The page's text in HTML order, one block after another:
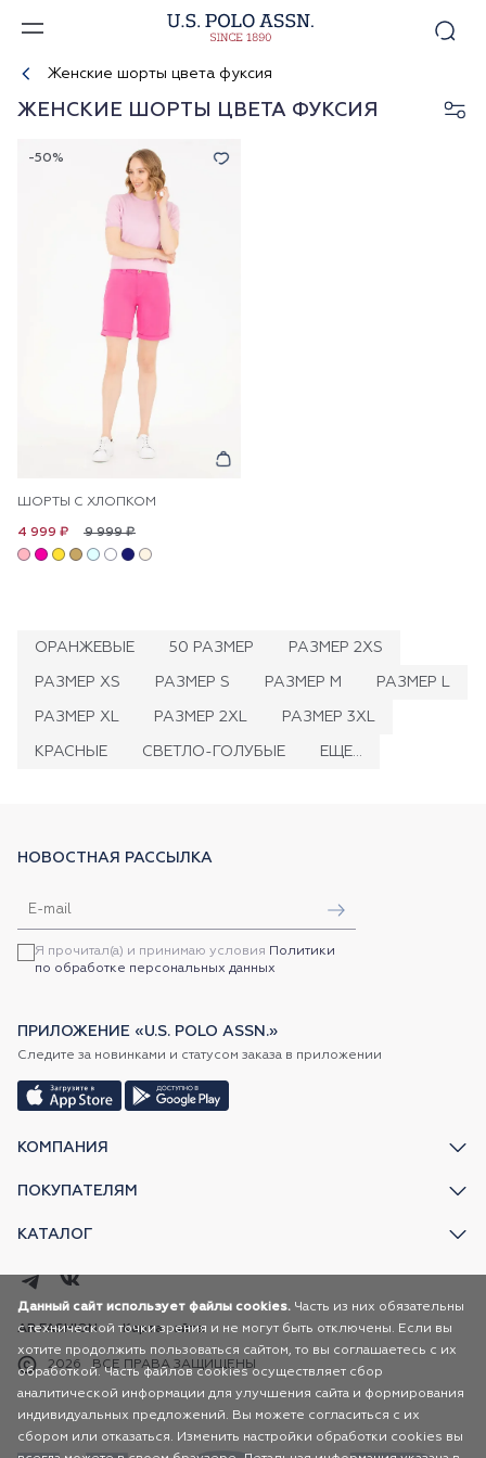
Женские шорты цвета фуксия
ЖЕНСКИЕ ШОРТЫ ЦВЕТА ФУКСИЯ
-50%
ШОРТЫ С ХЛОПКОМ
9 999 ₽
4 999 ₽
ОРАНЖЕВЫЕ 50 РАЗМЕР РАЗМЕР 2XS
РАЗМЕР XS РАЗМЕР S РАЗМЕР M РАЗМЕР L
РАЗМЕР XL РАЗМЕР 2XL РАЗМЕР 3XL
КРАСНЫЕ СВЕТЛО-ГОЛУБЫЕ ЕЩЕ...
КОМПАНИЯ
ПОКУПАТЕЛЯМ
КАТАЛОГ
НОВОСТНАЯ РАССЫЛКА
Я прочитал(а) и принимаю условия Политики
по обработке персональных данных
ПРИЛОЖЕНИЕ «U.S. POLO ASSN.»
Следите за новинками и статусом заказа в приложении
2026 ВСЕ ПРАВА ЗАЩИЩЕНЫ
AR FASHION Карта сайта
Данный сайт использует файлы cookies. Часть из них обязательны
с технической точки зрения и не могут быть отключены. Если вы
хотите продолжить пользоваться сайтом, то вы соглашаетесь с их
обработкой. Часть файлов cookies осуществляет сбор
аналитической информации для улучшения сайта и формирования
индивидуальных предложений. Вы можете согласиться с их
сбором или отказаться. Изменить настройки обработки cookies вы